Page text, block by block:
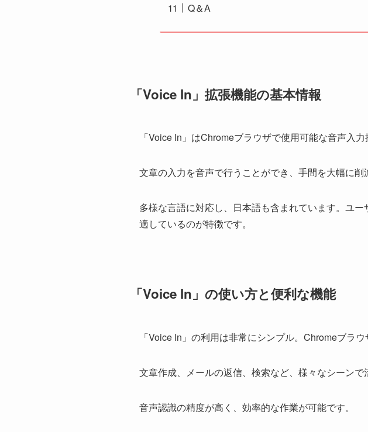
Q＆A
「Voice In」拡張機能の基本情報
「Voice In」はChromeブラウザで使用可能な音声入力
文章の入力を音声で行うことができ、手間を大幅に削
多様な言語に対応し、日本語も含まれています。ユ
適しているのが特徴です。
「Voice In」の使い方と便利な機能
「Voice In」の利用は非常にシンプル。Chromeブラ
文章作成、メールの返信、検索など、様々なシーンで
音声認識の精度が高く、効率的な作業が可能です。